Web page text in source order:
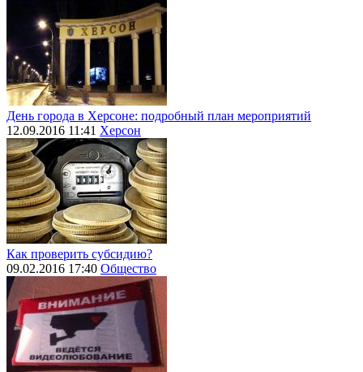
День города в Херсоне: подробный план мероприятий
12.09.2016 11:41 Херсон
Как проверить субсидию?
09.02.2016 17:40 Общество